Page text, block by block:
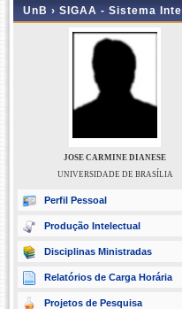
UnB › SIGAA - Sistema
JOSE CARMINE DIANESE
UNIVERSIDADE DE BRASÍLIA
Perfil Pessoal
Produção Intelectual
Disciplinas Ministradas
Relatórios de Carga Horária
Projetos de Pesquisa